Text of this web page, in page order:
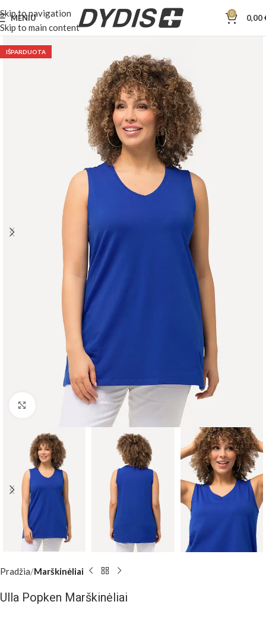
Skip to navigation
Skip to main content
MENIU 0 0,00
IŠPARDUOTA
Pradžia Marškinėliai
Ulla Popken Marškinėliai